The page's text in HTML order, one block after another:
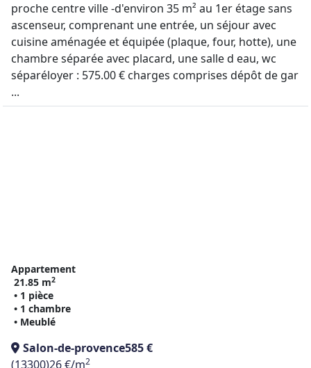
proche centre ville -d'environ 35 m² au 1er étage sans
ascenseur, comprenant une entrée, un séjour avec
cuisine aménagée et équipée (plaque, four, hotte), une
chambre séparée avec placard, une salle d eau, wc
séparéloyer : 575.00 € charges comprises dépôt de gar
...
Appartement
21.85 m2
• 1 pièce
• 1 chambre
• Meublé
Salon-de-provence585 €
(13300)26 €/m2